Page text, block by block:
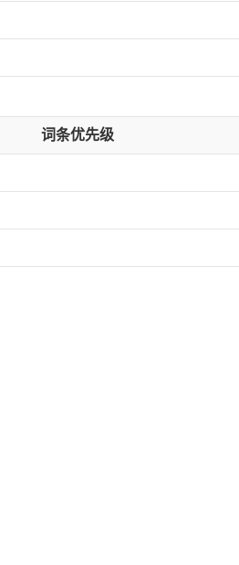
词条优先级